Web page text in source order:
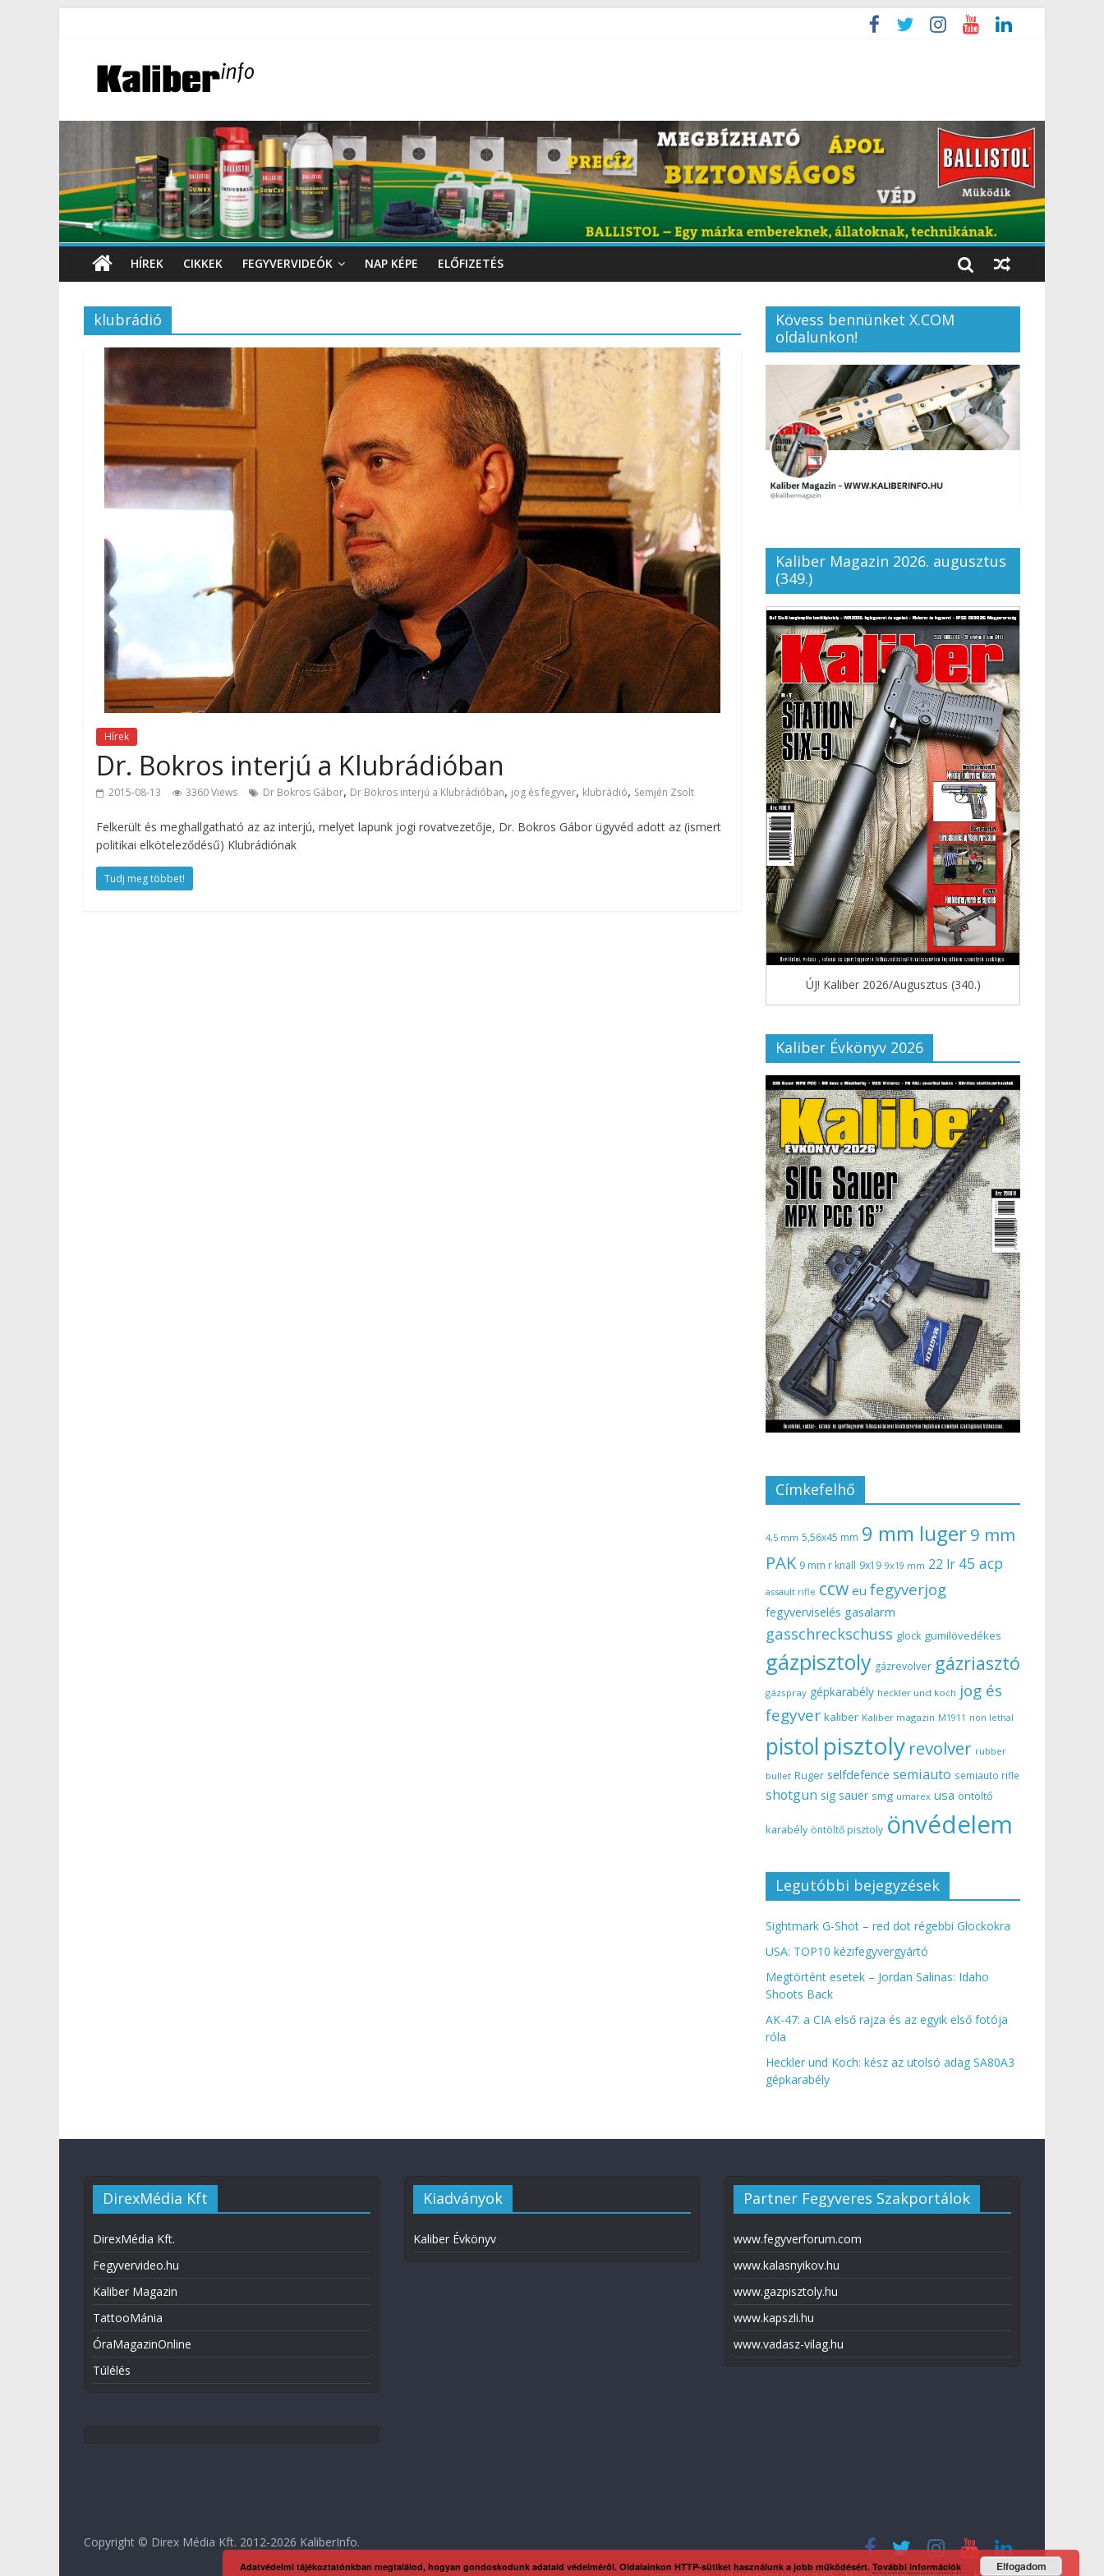
HÍREK CIKKEK FEGYVERVIDEÓK NAP KÉPE ELŐFIZETÉS
klubrádió
Hírek
Dr. Bokros interjú a Klubrádióban
2015-08-13 3360 Views Dr Bokros Gábor, Dr Bokros interjú a Klubrádióban, jog és fegyver, klubrádió, Semjén Zsolt
Felkerült és meghallgatható az az interjú, melyet lapunk jogi rovatvezetője, Dr. Bokros Gábor ügyvéd adott az (ismert
politikai elköteleződésű) Klubrádiónak
Tudj meg többet!
Kövess bennünket X.COM
oldalunkon!
Kaliber Magazin 2026. augusztus
(349.)
ÚJ! Kaliber 2026/Augusztus (340.)
Kaliber Évkönyv 2026
Címkefelhő
4,5 mm 5,56x45 mm 9 mm luger9 mm
PAK 9 mm r knall 9x19 9x19 mm 22 lr 45 acp
assault rifle ccw eu fegyverjog
fegyverviselés gasalarm
gasschreckschuss glock gumilövedékes
gázpisztoly gázrevolver gázriasztó
gázspray gépkarabély heckler und koch jog és
fegyver kaliber Kaliber magazin M1911 non lethal
pistol pisztoly revolver rubber
bullet Ruger selfdefence semiauto semiauto rifle
shotgun sig sauer smg umarex usa öntöltő
karabély öntöltő pisztoly önvédelem
Legutóbbi bejegyzések
Sightmark G-Shot – red dot régebbi Glockokra
USA: TOP10 kézifegyvergyártó
Megtörtént esetek – Jordan Salinas: Idaho
Shoots Back
AK-47: a CIA első rajza és az egyik első fotója
róla
Heckler und Koch: kész az utolsó adag SA80A3
gépkarabély
DirexMédia Kft
DirexMédia Kft.
Fegyvervideo.hu
Kaliber Magazin
TattooMánia
ÓraMagazinOnline
Túlélés
Kiadványok
Kaliber Évkönyv
Partner Fegyveres Szakportálok
www.fegyverforum.com
www.kalasnyikov.hu
www.gazpisztoly.hu
www.kapszli.hu
www.vadasz-vilag.hu
Copyright © Direx Média Kft. 2012-2026 KaliberInfo.
Adatvédelmi tájékoztatónkban megtalálod, hogyan gondoskodunk adataid védelméről. Oldalainkon HTTP-sütiket használunk a jobb működésért. További információk Elfogadom